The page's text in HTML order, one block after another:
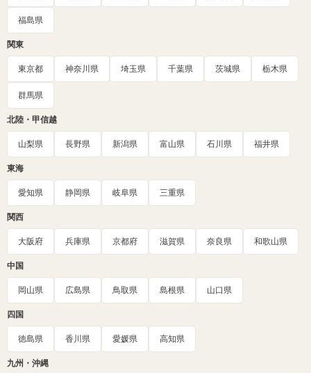
福島県
関東
東京都 神奈川県 埼玉県 千葉県 茨城県 栃木県
群馬県
北陸・甲信越
山梨県 長野県 新潟県 富山県 石川県 福井県
東海
愛知県 静岡県 岐阜県 三重県
関西
大阪府 兵庫県 京都府 滋賀県 奈良県 和歌山県
中国
岡山県 広島県 鳥取県 島根県 山口県
四国
徳島県 香川県 愛媛県 高知県
九州・沖縄